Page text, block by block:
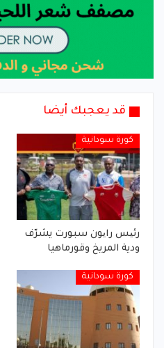
قد يعجبك أيضا
كورة سودانية
رئیس رایون سبورت يشرّف
ودية المريخ وقورماهيا
كورة سودانية